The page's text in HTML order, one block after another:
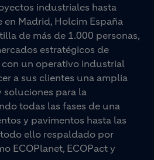
industriales hasta
en Madrid, Holcim España
de más de 1.000 personas,
estratégicos de
un operativo industrial
a sus clientes una amplia
soluciones para la
todas las fases de una
y pavimentos hasta las
ello respaldado por
ECOPlanet, ECOPact y